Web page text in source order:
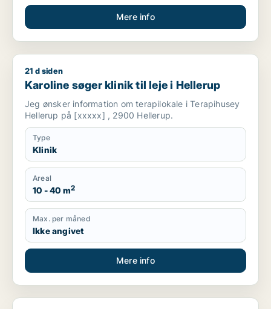
Mere info
Karoline søger klinik til leje i Hellerup
21 d siden
Karoline søger klinik til leje i Hellerup
Jeg ønsker information om terapilokale i Terapihusey
Hellerup på [xxxxx] , 2900 Hellerup.
Type
Klinik
Areal
10 - 40 m2
Max. per måned
Ikke angivet
Mere info